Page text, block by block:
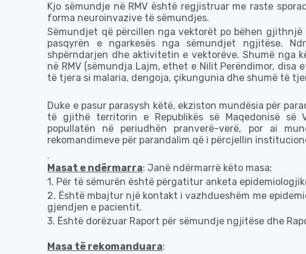
Kjo sëmundje në RMV është regjistruar me raste
forma neuroinvazive të sëmundjes.
Sëmundjet që përcillen nga vektorët po bëhen gjithnjë
pasqyrën e ngarkesës nga sëmundjet ngjitëse.
shpërndarjen dhe aktivitetin e vektorëve. Shumë nga
në RMV (sëmundja Lajm, ethet e Nilit Perëndimor, disa
të tjera si malaria, dengoja, çikungunia dhe shumë të
Duke e pasurparasysh këtë, ekziston mundësia për
të gjithë territorin e Republikës së Maqedonisë së
popullatën në periudhën pranverë-verë, por ai
rekomandimeve për parandalim që i përcjellin
Masat e ndërmarra: Janë ndërmarrë këto masa:
1. Për të sëmurën është përgatitur anketa
2. Është mbajtur një kontakt i vazhdueshëm me
gjendjen e pacientit.
3. Është dorëzuar Raport për sëmundje ngjitëse dhe
Masa të rekomanduara: